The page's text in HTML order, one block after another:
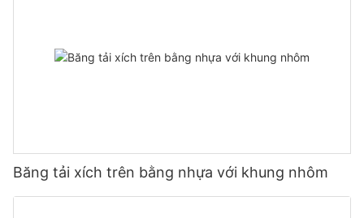
Băng tải xích trên bằng nhựa với khung nhôm